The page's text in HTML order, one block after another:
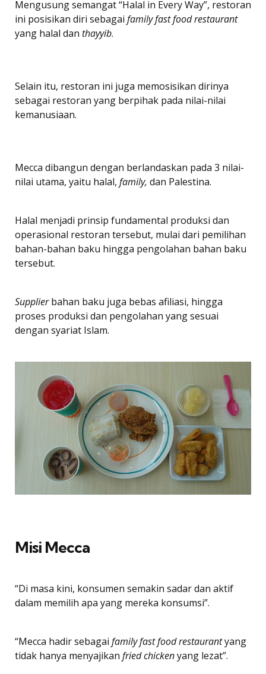
Mengusung semangat “Halal in Every Way”, restoran
ini posisikan diri sebagai family fast food restaurant
yang halal dan thayyib.
Selain itu, restoran ini juga memosisikan dirinya
sebagai restoran yang berpihak pada nilai-nilai
kemanusiaan.
Mecca dibangun dengan berlandaskan pada 3 nilai-
nilai utama, yaitu halal, family, dan Palestina.
Halal menjadi prinsip fundamental produksi dan
operasional restoran tersebut, mulai dari pemilihan
bahan-bahan baku hingga pengolahan bahan baku
tersebut.
Supplierbahan baku juga bebas afiliasi, hingga
proses produksi dan pengolahan yang sesuai
dengan syariat Islam.
Misi Mecca
“Di masa kini, konsumen semakin sadar dan aktif
dalam memilih apa yang mereka konsumsi”.
“Mecca hadir sebagai family fast food restaurantyang
tidak hanya menyajikan fried chickenyang lezat”.